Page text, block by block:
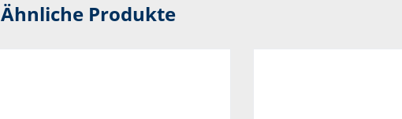
Ähnliche Produkte